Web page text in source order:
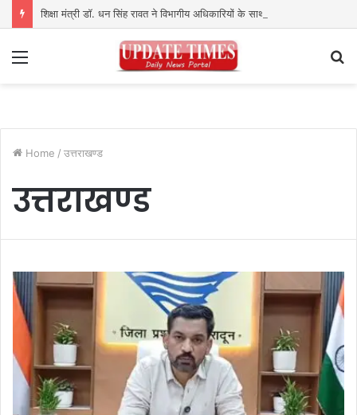
शिक्षा मंत्री डॉ. धन सिंह रावत ने विभागीय अधिकारियों के साथ की समीक्षा बैठक
Home / उत्तराखण्ड
उत्तराखण्ड